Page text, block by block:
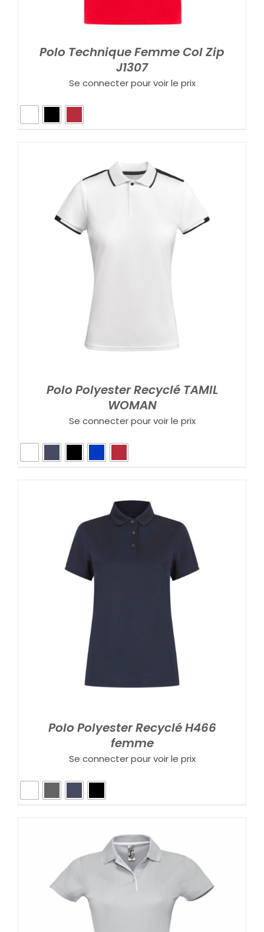
Polo Technique Femme Col Zip
J1307
Se connecter pour voir le prix
Polo Polyester Recyclé TAMIL
WOMAN
Se connecter pour voir le prix
Polo Polyester Recyclé H466
femme
Se connecter pour voir le prix